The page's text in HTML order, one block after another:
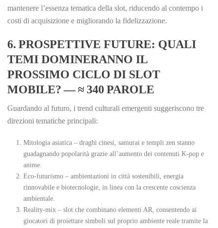
mantenere l’essenza tematica della slot, riducendo al contempo i
costi di acquisizione e migliorando la fidelizzazione.
6. PROSPETTIVE FUTURE: QUALI
TEMI DOMINERANNO IL
PROSSIMO CICLO DI SLOT
MOBILE? — ≈ 340 PAROLE
Guardando al futuro, i trend culturali emergenti suggeriscono tre
direzioni tematiche principali:
Mitologia asiatica – draghi cinesi, samurai e templi zen stanno
guadagnando popolarità grazie all’aumento dei contenuti K‑pop e
anime.
Eco‑futurismo – ambientazioni in città sostenibili, energia
rinnovabile e biotecnologie, in linea con la crescente coscienza
ambientale.
Reality‑mix – slot che combinano elementi AR, consentendo ai
giocatori di proiettare simboli sul proprio ambiente reale tramite la